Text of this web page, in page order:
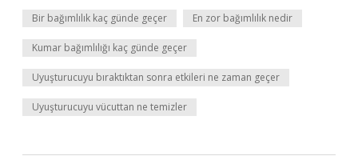
Bir bağımlılık kaç günde geçer En zor bağımlılık nedir
Kumar bağımlılığı kaç günde geçer
Uyuşturucuyu bıraktıktan sonra etkileri ne zaman geçer
Uyuşturucuyu vücuttan ne temizler